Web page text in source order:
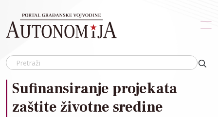
Sufinansiranje projekata
zaštite životne sredine